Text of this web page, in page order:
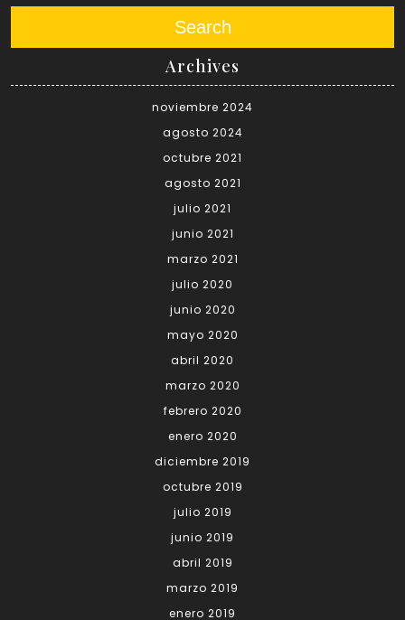
Search
Archives
noviembre 2024
agosto 2024
octubre 2021
agosto 2021
julio 2021
junio 2021
marzo 2021
julio 2020
junio 2020
mayo 2020
abril 2020
marzo 2020
febrero 2020
enero 2020
diciembre 2019
octubre 2019
julio 2019
junio 2019
abril 2019
marzo 2019
enero 2019